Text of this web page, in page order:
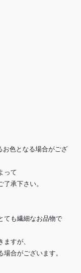
色となる場合がござ
って
承下さい。
ても繊細なお品物で
すが、
合がございます。